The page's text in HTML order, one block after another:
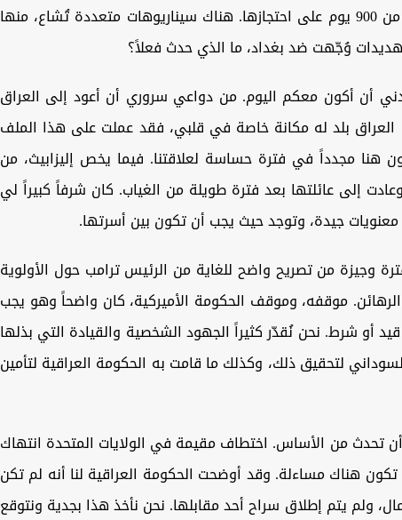
الغموض والجدل بعد أكثر من 900 يوم على احتجازها. هناك سيناريوهات متعددة تُشاع، منها
وُجّهت ضد بغداد، ما الذي حدث فعلاً؟
أن أكون معكم اليوم. من دواعي سروري أن أعود إلى العراق
بلد له مكانة خاصة في قلبي، فقد عملت على هذا الملف
هنا مجدداً في فترة حساسة لعلاقتنا. فيما يخص إليزابيث، من
إلى عائلتها بعد فترة طويلة من الغياب. كان شرفاً كبيراً لي
جيدة، وتوجد حيث يجب أن تكون بين أسرتها.
وجيزة من تصريح واضح للغاية من الرئيس ترامب حول الأولوية
موقفه، وموقف الحكومة الأميركية، كان واضحاً وهو يجب
أو شرط. نحن نُقدّر كثيراً الجهود الشخصية والقيادة التي بذلها
لتحقيق ذلك، وكذلك ما قامت به الحكومة العراقية لتأمين
تحدث من الأساس. اختطاف مقيمة في الولايات المتحدة انتهاك
تكون هناك مساءلة. وقد أوضحت الحكومة العراقية لنا أنه لم تكن
ولم يتم إطلاق سراح أحد مقابلها. نحن نأخذ هذا بجدية ونتوقع